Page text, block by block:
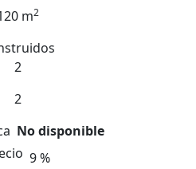
m2
2
2
No disponible
9 %